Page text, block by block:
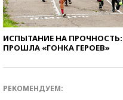
ИСПЫТАНИЕ НА
ПРОШЛА «ГОНКА ГЕРОЕВ»
РЕКОМЕНДУЕМ: